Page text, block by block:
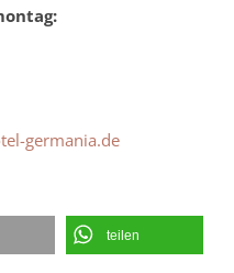
germania.de
teilen